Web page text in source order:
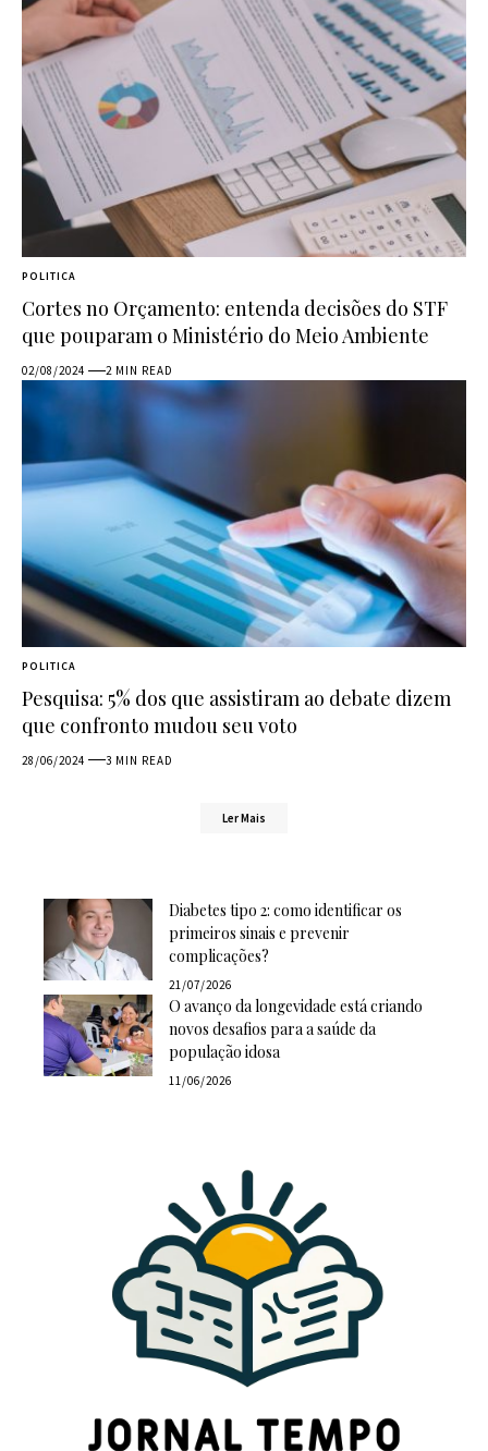
POLITICA
Cortes no Orçamento: entenda decisões do STF
que pouparam o Ministério do Meio Ambiente
02/08/2024 2 MIN READ
POLITICA
Pesquisa: 5% dos que assistiram ao debate dizem
que confronto mudou seu voto
28/06/2024 3 MIN READ
Ler Mais
Diabetes tipo 2: como identificar os
primeiros sinais e prevenir
complicações?
21/07/2026
O avanço da longevidade está criando
novos desafios para a saúde da
população idosa
11/06/2026